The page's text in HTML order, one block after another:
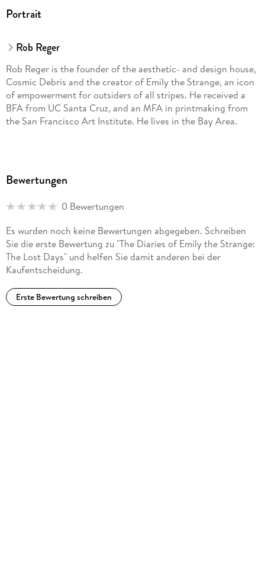
Portrait
Rob Reger
Rob Reger is the founder of the aesthetic- and design house,
Cosmic Debris and the creator of Emily the Strange, an icon
of empowerment for outsiders of all stripes. He received a
BFA from UC Santa Cruz, and an MFA in printmaking from
the San Francisco Art Institute. He lives in the Bay Area.
Bewertungen
0 Bewertungen
Es wurden noch keine Bewertungen abgegeben. Schreiben
Sie die erste Bewertung zu "The Diaries of Emily the Strange:
The Lost Days" und helfen Sie damit anderen bei der
Kaufentscheidung.
Erste Bewertung schreiben